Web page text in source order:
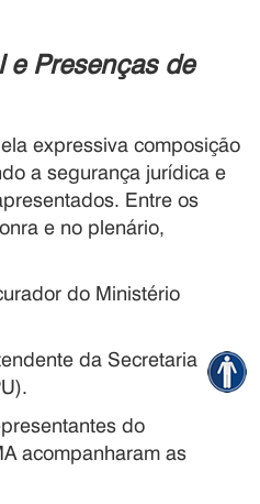
e Presenças de
expressiva composição
a segurança jurídica e
Entre os
e no plenário,
do Ministério
da Secretaria do
do
acompanharam as